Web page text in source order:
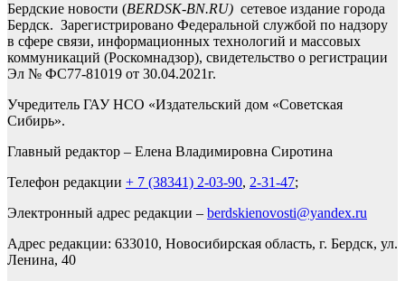
Бердские новости (BERDSK-BN.RU) сетевое издание города
Бердск. Зарегистрировано Федеральной службой по надзору
в сфере связи, информационных технологий и массовых
коммуникаций (Роскомнадзор), свидетельство о регистрации
Эл № ФС77-81019 от 30.04.2021г.
Учредитель ГАУ НСО «Издательский дом «Советская
Сибирь».
Главный редактор – Елена Владимировна Сиротина
Телефон редакции + 7 (38341) 2-03-90, 2-31-47;
Электронный адрес редакции – berdskienovosti@yandex.ru
Адрес редакции: 633010, Новосибирская область, г. Бердск, ул.
Ленина, 40